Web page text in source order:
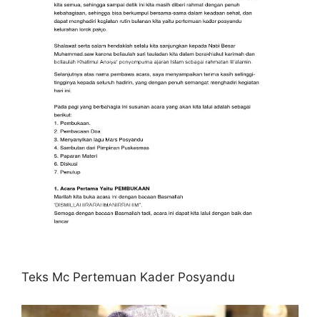
Teks Mc Pertemuan Kader Posyandu